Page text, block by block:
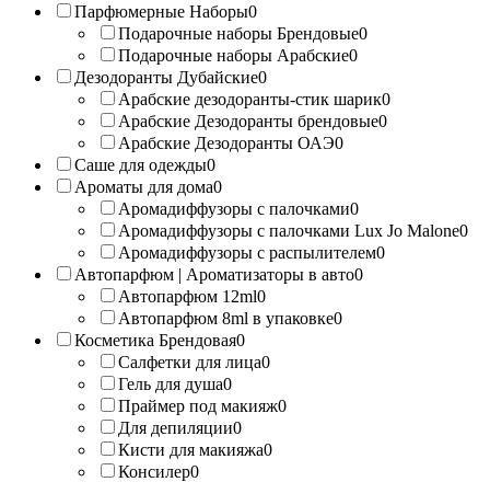
Парфюмерные Наборы0
Подарочные наборы Брендовые0
Подарочные наборы Арабские0
Дезодоранты Дубайские0
Арабские дезодоранты-стик шарик0
Арабские Дезодоранты брендовые0
Арабские Дезодоранты ОАЭ0
Саше для одежды0
Ароматы для дома0
Аромадиффузоры с палочками0
Аромадиффузоры с палочками Lux Jo Malone0
Аромадиффузоры с распылителем0
Автопарфюм | Ароматизаторы в авто0
Автопарфюм 12ml0
Автопарфюм 8ml в упаковке0
Косметика Брендовая0
Салфетки для лица0
Гель для душа0
Праймер под макияж0
Для депиляции0
Кисти для макияжа0
Консилер0